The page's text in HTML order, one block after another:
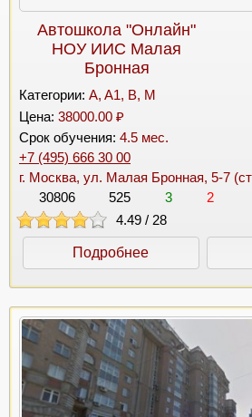
Автошкола "Онлайн"
НОУ ИИС Малая
Бронная
Категории: A, A1, B, M
Цена: 38000.00 ₽
Срок обучения: 4.5 мес.
+7 (495) 666 30 00
г. Москва, ул. Малая Бронная, 5-7
30806
525 3
2
4.49 / 28
Подробнее